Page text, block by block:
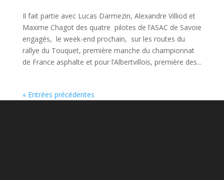
Il fait partie avec Lucas Darmezin, Alexandre Villiod et
Maxime Chagot des quatre pilotes de l’ASAC de Savoie
engagés, le week-end prochain, sur les routes du
rallye du Touquet, première manche du championnat
de France asphalte et pour l’Albertvillois, première des...
« Entrées précédentes